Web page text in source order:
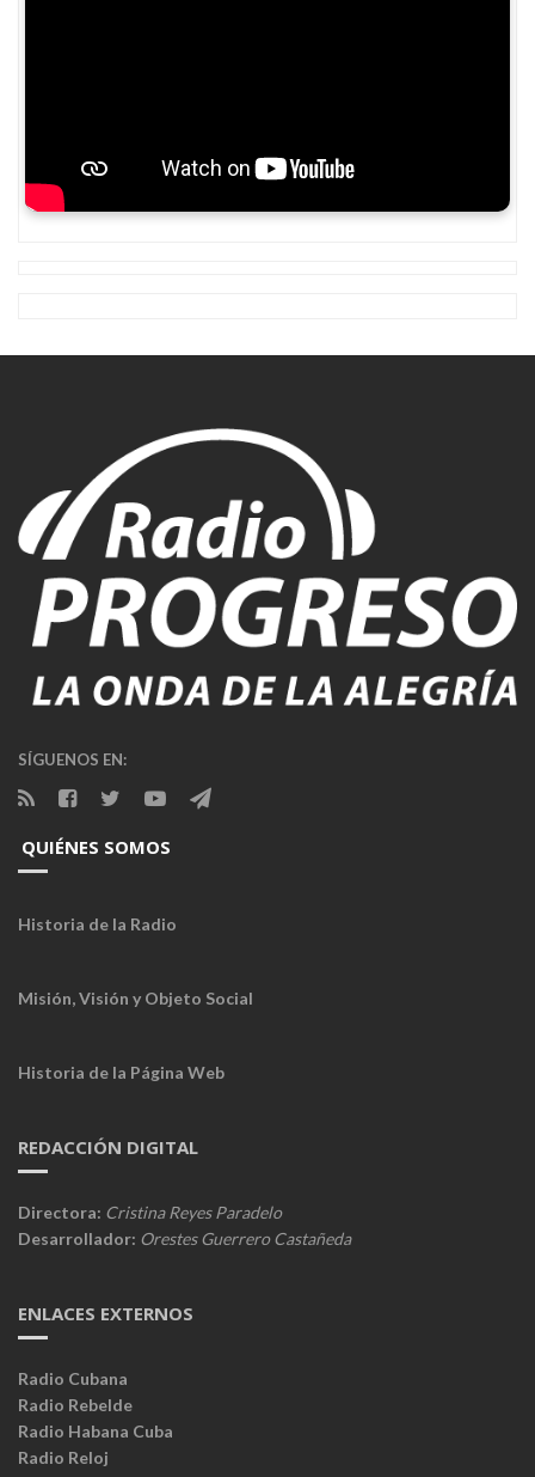
SÍGUENOS EN:
QUIÉNES SOMOS
Historia de la Radio
Misión, Visión y Objeto Social
Historia de la Página Web
REDACCIÓN DIGITAL
Directora: Cristina Reyes Paradelo
Desarrollador: Orestes Guerrero Castañeda
ENLACES EXTERNOS
Radio Cubana
Radio Rebelde
Radio Habana Cuba
Radio Reloj